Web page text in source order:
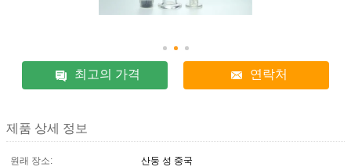
최고의 가격 연락처
제품 상세 정보
원래 장소:
산둥 성 중국